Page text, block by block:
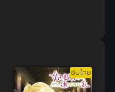
ซับไทย